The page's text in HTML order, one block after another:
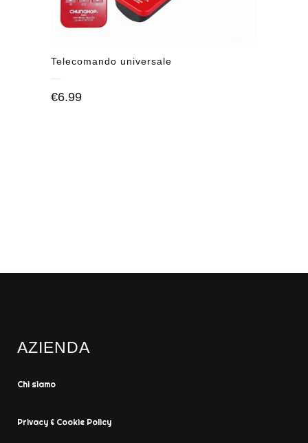
Telecomando universale
€6.99
AZIENDA
Chi siamo
Privacy & Cookie Policy